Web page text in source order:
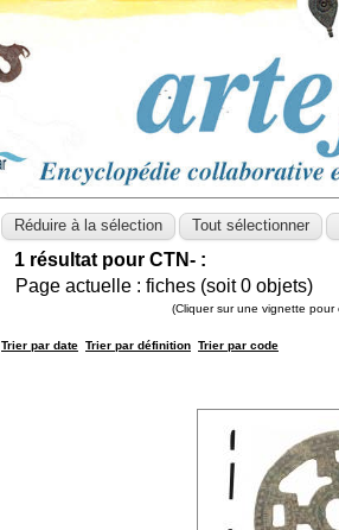
1 résultat pour CTN- :
Page actuelle : fiches (soit0 objets)
(Cliquer sur une vignette
Trier par date Trier par définition Trier par code